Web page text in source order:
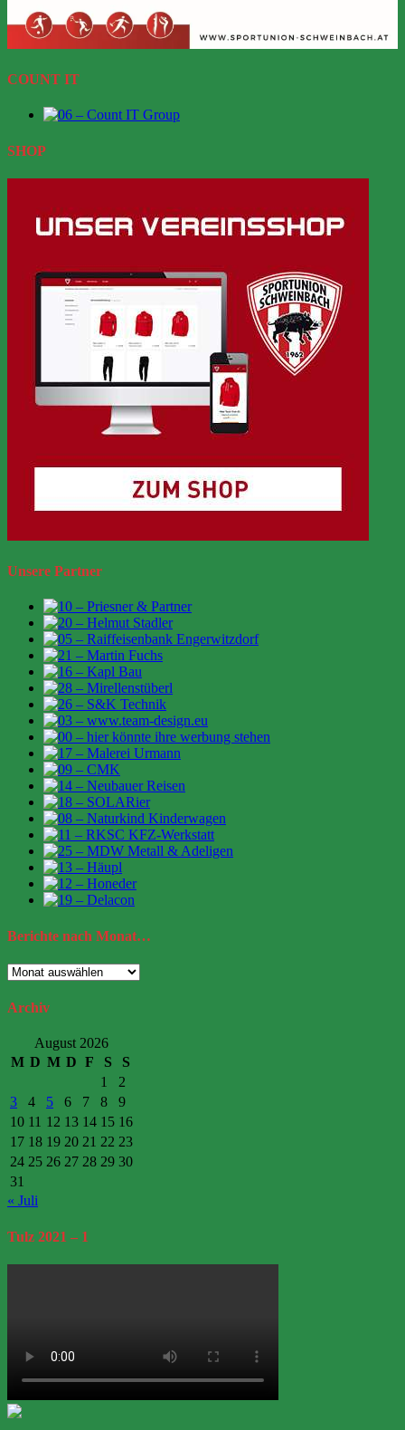
COUNT IT
SHOP
Unsere Partner
Berichte nach Monat…
Berichte
Monat…
Archiv
August 2026
M D M D F S
S
1
2
3
4 5 6 7 8
9
10 11 12 13 14 15 16
17 18 19 20 21 22 23
24 25 26 27 28 29 30
31
« Juli
Tulz 2021 – 1